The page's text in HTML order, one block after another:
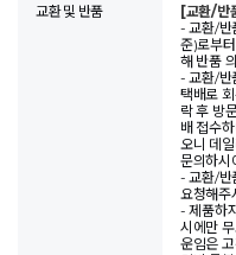
교환 및 반품
[교환/반
- 교환/반
준)로부
해 반품
- 교환/반
택배로
락 후 방
배 접수
오니 데
문의하시
- 교환/반
요청해주
- 제품하
시에만
운임은